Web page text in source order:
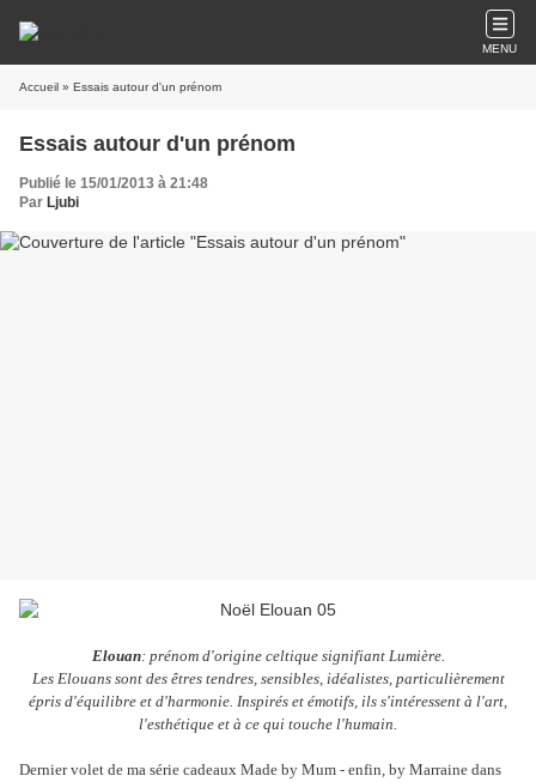
MENU
Accueil » Essais autour d'un prénom
Essais autour d'un prénom
Publié le 15/01/2013 à 21:48
Par Ljubi
Elouan: prénom d'origine celtique signifiant Lumière.
Les Elouans sont des êtres tendres, sensibles, idéalistes, particulièrement
épris d'équilibre et d'harmonie. Inspirés et émotifs, ils s'intéressent à l'art,
l'esthétique et à ce qui touche l'humain.
Dernier volet de ma série cadeaux Made by Mum - enfin, by Marraine dans